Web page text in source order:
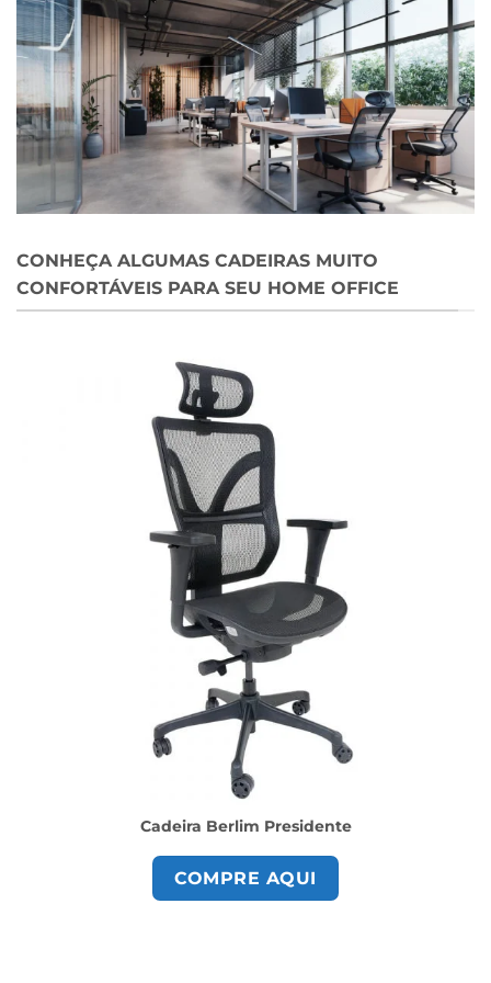
CONHEÇA ALGUMAS CADEIRAS MUITO
CONFORTÁVEIS PARA SEU HOME OFFICE
Cadeira Berlim Presidente
COMPRE AQUI